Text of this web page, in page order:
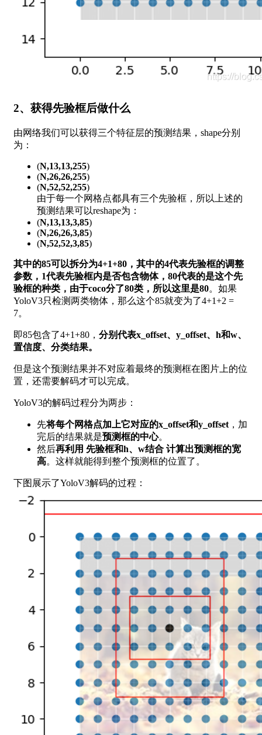
2、获得先验框后做什么
由网络我们可以获得三个特征层的预测结果，shape分别
为：
(N,13,13,255)
(N,26,26,255)
(N,52,52,255)
由于每一个网格点都具有三个先验框，所以上述的
预测结果可以reshape为：
(N,13,13,3,85)
(N,26,26,3,85)
(N,52,52,3,85)
其中的85可以拆分为4+1+80，其中的4代表先验框的调整
参数，1代表先验框内是否包含物体，80代表的是这个先
验框的种类，由于coco分了80类，所以这里是80。如果
YoloV3只检测两类物体，那么这个85就变为了4+1+2 =
7。
即85包含了4+1+80， 分别代表x_offset、y_offset、h和w、
置信度、分类结果。
但是这个预测结果并不对应着最终的预测框在图片上的位
置，还需要解码才可以完成。
YoloV3的解码过程分为两步：
先将每个网格点加上它对应的x_offset和y_offset ，加
完后的结果就是预测框的中心。
然后再利用 先验框和h、w结合 计算出预测框的宽
高。这样就能得到整个预测框的位置了。
下图展示了YoloV3解码的过程：